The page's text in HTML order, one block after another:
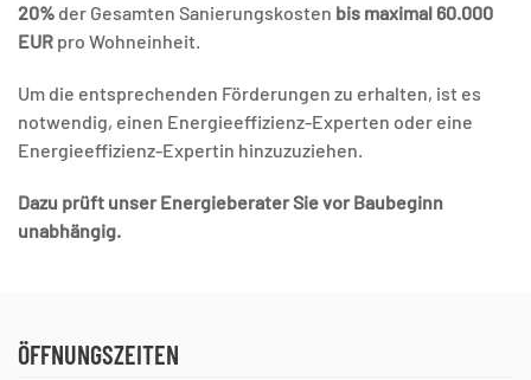
20% der Gesamten Sanierungskosten bis maximal 60.000
EUR pro Wohneinheit.
Um die entsprechenden Förderungen zu erhalten, ist es
notwendig, einen Energieeffizienz-Experten oder eine
Energieeffizienz-Expertin hinzuzuziehen.
Dazu prüft unser Energieberater Sie vor Baubeginn
unabhängig.
ÖFFNUNGSZEITEN